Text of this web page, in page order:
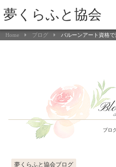
夢くらふと協会
Home ブログ バルーンアート資格
ブロ
夢くらふと協会ブログ